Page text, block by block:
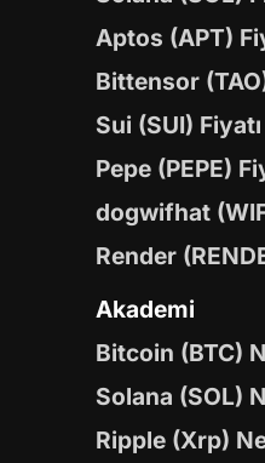
Aptos (APT)
Bittensor
Sui (SUI) Fiyatı
Pepe (PEPE)
dogwifhat
Render
Akademi
Bitcoin (BTC)
Solana (SOL)
Ripple (Xrp)